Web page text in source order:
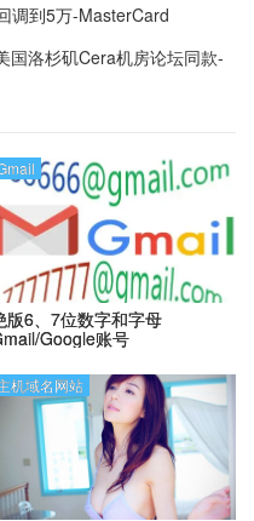
调到5万-MasterCard
国洛杉矶Cera机房论坛同款-
版6、7位数字和字母
Google账号
机域名网站